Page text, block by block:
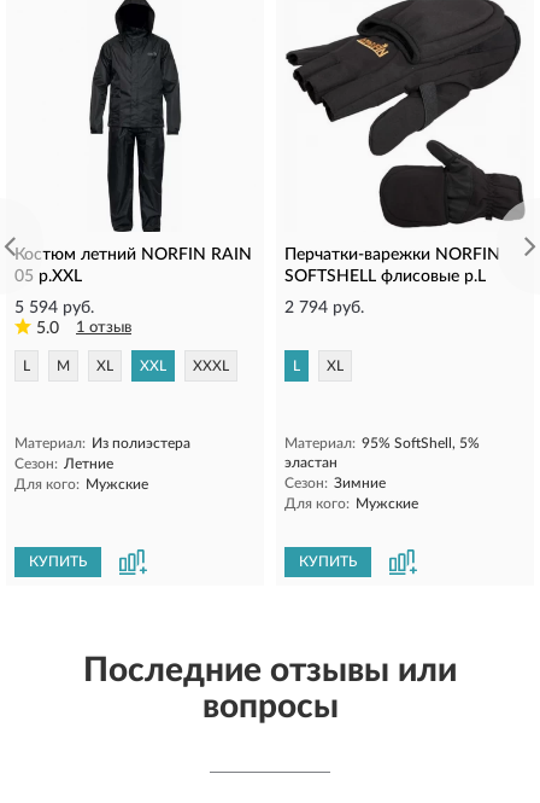
Костюм летний NORFIN RAIN
05 р.XXL
5 594 руб.
5.0
1 отзыв
L M XL XXL XXXL
Материал: Из полиэстера
Сезон: Летние
Для кого: Мужские
КУПИТЬ
Перчатки-варежки NORFIN
SOFTSHELL флисовые р.L
2 794 руб.
L XL
Материал: 95% SoftShell, 5%
эластан
Сезон: Зимние
Для кого: Мужские
КУПИТЬ
Последние отзывы или
вопросы